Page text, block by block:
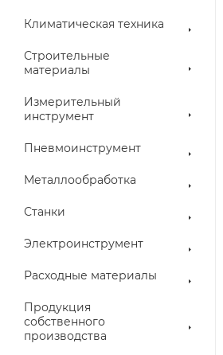
Климатическая техника
Строительные
материалы
Измерительный
инструмент
Пневмоинструмент
Металлообработка
Станки
Электроинструмент
Расходные материалы
Продукция
собственного
производства